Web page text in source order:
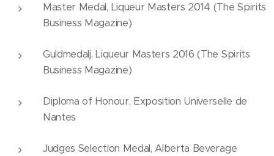
Master Medal, Liqueur Masters 2014 (The Spirits
Business Magazine)
Guldmedalj, Liqueur Masters 2016 (The Spirits
Business Magazine)
Diploma of Honour, Exposition Universelle de
Nantes
Judges Selection Medal, Alberta Beverage